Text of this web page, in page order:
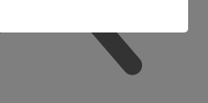
der Seite findest du